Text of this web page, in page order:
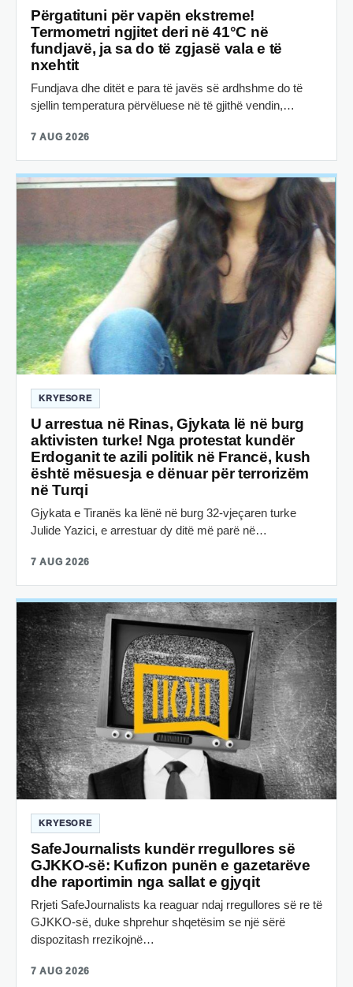
Përgatituni për vapën ekstreme!
Termometri ngjitet deri në 41°C në
fundjavë, ja sa do të zgjasë vala e të
nxehtit
Fundjava dhe ditët e para të javës së ardhshme do të
sjellin temperatura përvëluese në të gjithë vendin,…
7 AUG 2026
KRYESORE
U arrestua në Rinas, Gjykata lë në burg
aktivisten turke! Nga protestat kundër
Erdoganit te azili politik në Francë, kush
është mësuesja e dënuar për terrorizëm
në Turqi
Gjykata e Tiranës ka lënë në burg 32-vjeçaren turke
Julide Yazici, e arrestuar dy ditë më parë në…
7 AUG 2026
KRYESORE
SafeJournalists kundër rregullores së
GJKKO-së: Kufizon punën e gazetarëve
dhe raportimin nga sallat e gjyqit
Rrjeti SafeJournalists ka reaguar ndaj rregullores së re të
GJKKO-së, duke shprehur shqetësim se një sërë
dispozitash rrezikojnë…
7 AUG 2026